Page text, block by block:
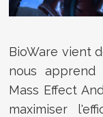
BioWare vient
nous apprend
Mass Effect
maximiser